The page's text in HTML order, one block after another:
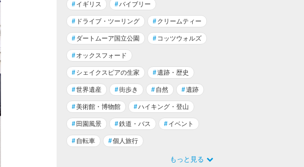
# イギリス #バイブリー
# ドライブ・ツーリング # クリームティー
# ダートムーア国立公園 # コッツウォルズ
# オックスフォード
# シェイクスピアの生家 #遺跡・歴史
#世界遺産 #街歩き # 自然 #遺跡
#美術館・博物館 #ハイキング・登山
# 田園風景 #鉄道・バス # イベント
# 自転車 #個人旅行
もっと見る